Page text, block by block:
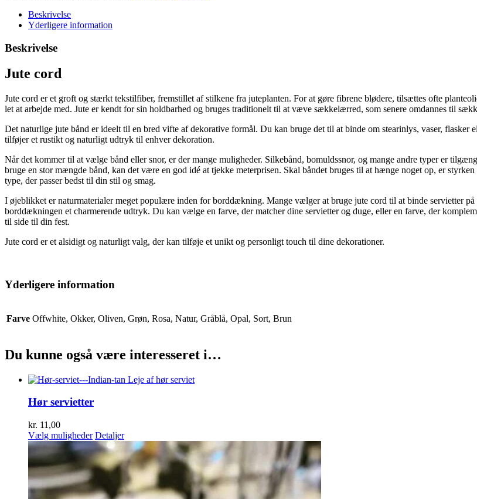
Beskrivelse
Yderligere information
Beskrivelse
Jute cord
Jute cord er et groft og stærkt tekstilfiber, fremstillet af stilkene fra juteplanten. For at gøre fibrene blødere, tilsættes ofte
let at arbejde med. Jute er kendt for sin holdbarhed og bruges traditionelt til at væve sækkelærred, som senere omdannes til
Det naturlige jute bånd er ideelt til en bred vifte af dekorative formål. Du kan bruge det til at binde om stearinlys, vaser, flasker
tilføjer et rustikt og naturligt udtryk til enhver dekoration.
Når det kommer til at vælge bånd eller snor, er der mange muligheder. Silkebånd, bomuldssnor, og mange andre typer er
bruge en stor mængde bånd, kan det være en god idé at tjekke meterprisen. Skal båndet bruges til at hænge noget op, er
type, der passer bedst til din stil og smag.
I øjeblikket er naturmaterialer meget populære inden for borddækning. Mange vælger at bruge jute cord til at binde servietter
borddækningen et charmerende udtryk. Du kan vælge en farve, der matcher dine servietter og duge, eller en farve, der
til side til din fest.
Jute cord er et alsidigt og naturligt valg, der kan tilføje et unikt og personligt touch til dine dekorationer.
Yderligere information
Farve Offwhite, Okker, Oliven, Grøn, Rosa, Natur, Gråblå, Opal, Sort, Brun
Du kunne også være interesseret i…
Hør servietter
kr. 11,00
Vælg muligheder Dette
vare
har
flere
varianter.
Mulighederne
Detaljer